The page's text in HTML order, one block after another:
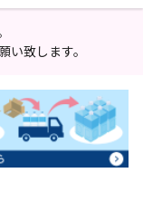
い致します。